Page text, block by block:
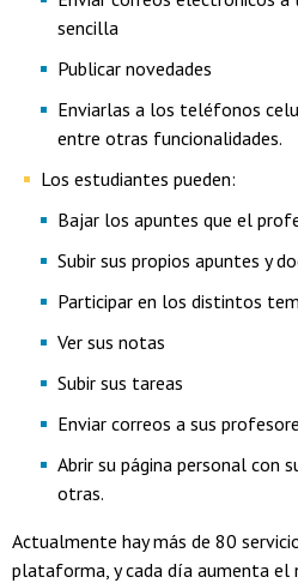
sencilla
Publicar novedades
Enviarlas a los teléfonos
entre otras funcionalidades.
Los estudiantes pueden:
Bajar los apuntes que el
Subir sus propios apuntes y
Participar en los distintos
Ver sus notas
Subir sus tareas
Enviar correos a sus
Abrir su página personal con
otras.
Actualmente hay más de 80
plataforma, y cada día aumenta el